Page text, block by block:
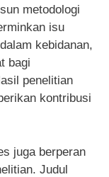
metodologi
isu
kebidanan,
bagi
penelitian
kontribusi
juga berperan
Judul